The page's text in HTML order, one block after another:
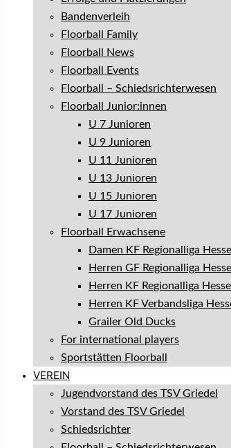
Bandenverleih
Floorball Family
Floorball News
Floorball Events
Floorball – Schiedsrichterwesen
Floorball Junior:innen
U 7 Junioren
U 9 Junioren
U 11 Junioren
U 13 Junioren
U 15 Junioren
U 17 Junioren
Floorball Erwachsene
Damen KF Regionalliga
Herren GF Regionalliga
Herren KF Regionalliga
Herren KF Verbandsliga
Grailer Old Ducks
For international players
Sportstätten Floorball
VEREIN
Jugendvorstand des TSV Griedel
Vorstand des TSV Griedel
Schiedsrichter